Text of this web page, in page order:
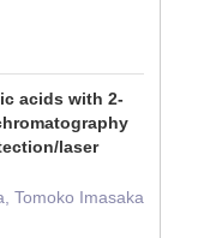
acids with 2-
laser
Tomoko Imasaka